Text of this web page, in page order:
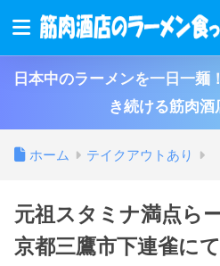
日本中のラーメンを一日一麺
き続ける筋肉酒
ホーム テイクアウトあり
元祖スタミナ満点ら
京都三鷹市下連雀に